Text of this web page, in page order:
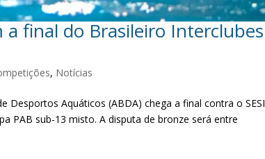
a final do Brasileiro Interclubes
, Notícias
Desportos Aquáticos (ABDA) chega a final contra o SESI
PAB sub-13 misto. A disputa de bronze será entre